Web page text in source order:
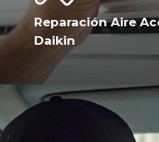
Reparación Aire
Daikin